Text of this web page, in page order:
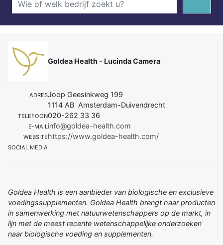
Goldea Health - Lucinda Camera
ADRESJoop Geesinkweg 199
1114 AB Amsterdam-Duivendrecht
TELEFOON020-262 33 36
E-MAILinfo@goldea-health.com
WEBSITEhttps://www.goldea-health.com/
SOCIAL MEDIA
Goldea Health is een aanbieder van biologische en exclusieve
voedingssupplementen. Goldea Health brengt haar producten
in samenwerking met natuurwetenschappers op de markt, in
lijn met de meest recente wetenschappelijke onderzoeken
naar biologische voeding en supplementen.